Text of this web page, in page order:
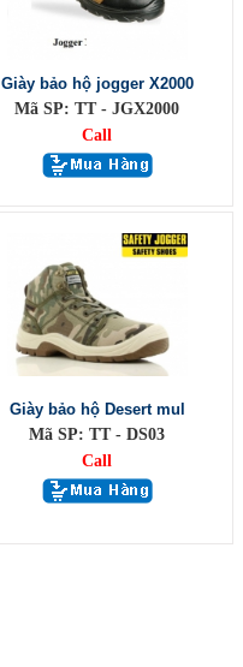
Giày bảo hộ jogger X2000
Mã SP: TT - JGX2000
Call
Giày bảo hộ Desert mul
Mã SP: TT - DS03
Call